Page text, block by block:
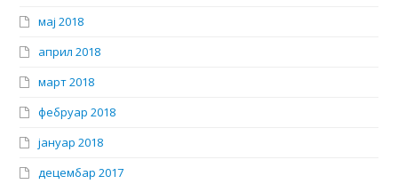
мај 2018
април 2018
март 2018
фебруар 2018
јануар 2018
децембар 2017